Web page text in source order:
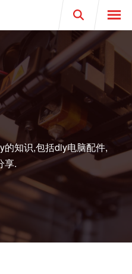
Search
知识,包括diy电脑配件,
享.